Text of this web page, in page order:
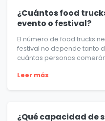
¿Cuántos food
evento o festival?
El número de food trucks
festival no depende tanto
cuántas personas
Leer más
¿Qué capacidad de